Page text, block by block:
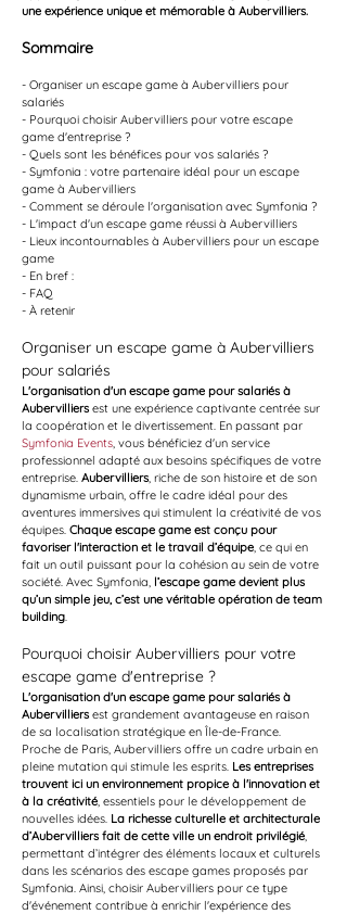
une expérience unique et mémorable à Aubervilliers.
Sommaire
- Organiser un escape game à Aubervilliers pour
salariés
- Pourquoi choisir Aubervilliers pour votre escape
game d'entreprise ?
- Quels sont les bénéfices pour vos salariés ?
- Symfonia : votre partenaire idéal pour un escape
game à Aubervilliers
- Comment se déroule l'organisation avec Symfonia ?
- L'impact d'un escape game réussi à Aubervilliers
- Lieux incontournables à Aubervilliers pour un escape
game
- En bref :
- FAQ
- À retenir
Organiser un escape game à Aubervilliers
pour salariés
L'organisation d'un escape game pour salariés à
Aubervilliers est une expérience captivante centrée sur
la coopération et le divertissement. En passant par
Symfonia Events, vous bénéficiez d'un service
professionnel adapté aux besoins spécifiques de votre
entreprise. Aubervilliers, riche de son histoire et de son
dynamisme urbain, offre le cadre idéal pour des
aventures immersives qui stimulent la créativité de vos
équipes. Chaque escape game est conçu pour
favoriser l'interaction et le travail d’équipe, ce qui en
fait un outil puissant pour la cohésion au sein de votre
société. Avec Symfonia, l’escape game devient plus
qu’un simple jeu, c’est une véritable opération de team
building.
Pourquoi choisir Aubervilliers pour votre
escape game d'entreprise ?
L'organisation d'un escape game pour salariés à
Aubervilliers est grandement avantageuse en raison
de sa localisation stratégique en Île-de-France.
Proche de Paris, Aubervilliers offre un cadre urbain en
pleine mutation qui stimule les esprits. Les entreprises
trouvent ici un environnement propice à l'innovation et
à la créativité, essentiels pour le développement de
nouvelles idées. La richesse culturelle et architecturale
d’Aubervilliers fait de cette ville un endroit privilégié,
permettant d’intégrer des éléments locaux et culturels
dans les scénarios des escape games proposés par
Symfonia. Ainsi, choisir Aubervilliers pour ce type
d'événement contribue à enrichir l'expérience des